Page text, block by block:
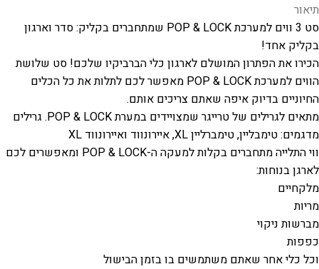
תיאור
סט 3 ווים למערכת POP & LOCK שמתחברים בקליק: סדר וארגון
בקליק אחד!
הכירו את הפתרון המושלם לארגון כלי הברביקיו שלכם! סט שלושת
הווים למערכת POP & LOCK מאפשר לכם לתלות את כל הכלים
החיוניים בדיוק איפה שאתם צריכים אותם.
מתאים לגרילים של טרייגר שמצויידים במערת POP & LOCK. גרילים
מדגמים: טימבליין, טימברליין XL, איירונווד ואיירונווד XL
ווי התלייה מתחברים בקלות למעקה ה-POP & LOCK ומאפשרים לכם
לארגן בנוחות:
מלקחיים
מריות
מברשות ניקוי
כפפות
וכל כלי אחר שאתם משתמשים בו בזמן הבישול